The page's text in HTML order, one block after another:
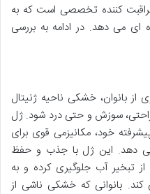
کننده تخصصی است که به
می دهد. در ادامه به بررسی
بانوان، خشکی ناحیه ژنیتال
سوزش و حتی درد شود. ژل
خود، مکانیزمی قوی برای
می دهد. این ژل با جذب و حفظ
تبخیر آب جلوگیری کرده و به
بانوانی که خشکی ناشی از